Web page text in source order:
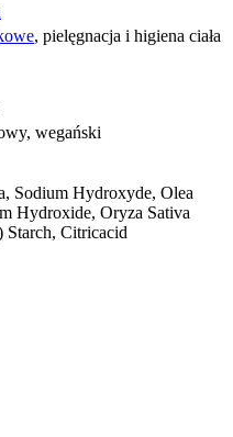
, pielęgnacja i higiena ciała
wegański
Sodium Hydroxyde, Olea
Hydroxide, Oryza Sativa
Starch, Citricacid